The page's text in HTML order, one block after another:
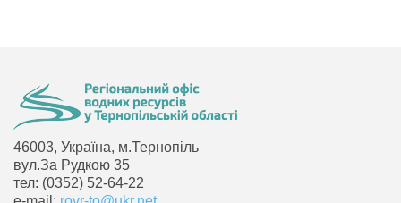
46003, Україна, м.Тернопіль
вул.За Рудкою 35
тел: (0352) 52-64-22